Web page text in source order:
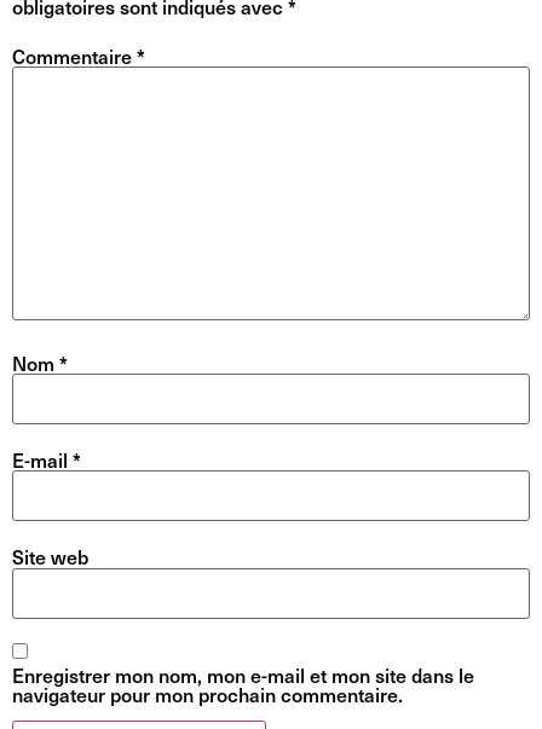
obligatoires sont indiqués avec *
Commentaire*
Nom *
E-mail *
Site web
Enregistrer mon nom, mon e-mail et mon site dans le
navigateur pour mon prochain commentaire.